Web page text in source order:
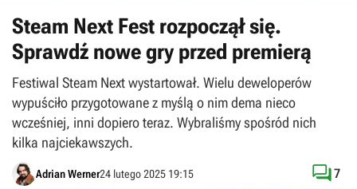
Steam Next Fest rozpoczął się.
Sprawdź nowe gry przed premierą
Festiwal Steam Next wystartował. Wielu deweloperów
wypuściło przygotowane z myślą o nim dema nieco
wcześniej, inni dopiero teraz. Wybraliśmy spośród nich
kilka najciekawszych.
Adrian Werner24 lutego 2025 19:15 7